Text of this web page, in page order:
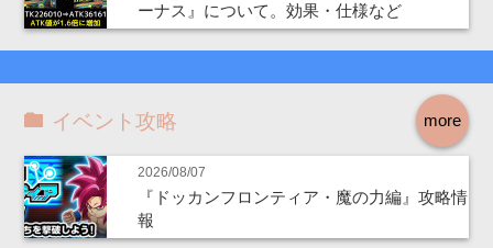
ーナス』について。効果・仕様など
more
イベント攻略
2026/08/07
『ドッカンフロンティア・魔の力編』攻略情
報